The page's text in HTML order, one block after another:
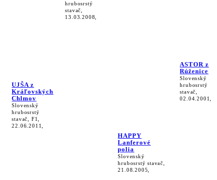
UJŠA z
Kráľovských
Chlmov
Slovenský
hrubosrstý
stavač, F1,
22.06.2011,
hrubosrstý
stavač,
13.03.2008,
HAPPY
Lanferové
polia
Slovenský
hrubosrstý stavač,
21.08.2005,
ASTOR z
Rúženice
Slovenský
hrubosrstý
stavač,
02.04.2001,